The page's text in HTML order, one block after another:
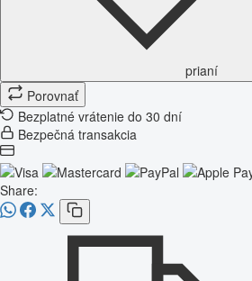
prianí
Porovnať
Bezplatné vrátenie do 30 dní
Bezpečná transakcia
Share: